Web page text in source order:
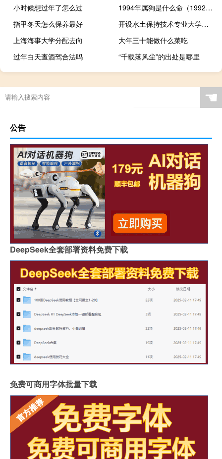
小时候想过年了怎么过
1994年属狗是什么命（1992年属猴是什么命）
指甲冬天怎么保养最好
开设水土保持技术专业大学有哪些
上海海事大学分配去向
大年三十能做什么菜吃
过年白天查酒驾合法吗
“千载落风尘”的出处是哪里
☚
公告
DeepSeek全套部署资料免费下载
免费可商用字体批量下载